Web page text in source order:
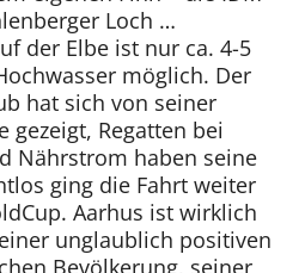
Loch …
der Elbe ist nur ca. 4-5
möglich. Der
hat sich von seiner
gezeigt, Regatten bei
Nährstrom haben seine
ging die Fahrt weiter
Aarhus ist wirklich
unglaublich positiven
Bevölkerung, seiner